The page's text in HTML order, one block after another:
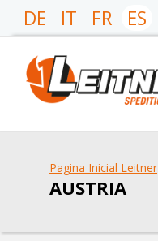
DE IT FR ES
Pagina Inicial Leitner
AUSTRIA